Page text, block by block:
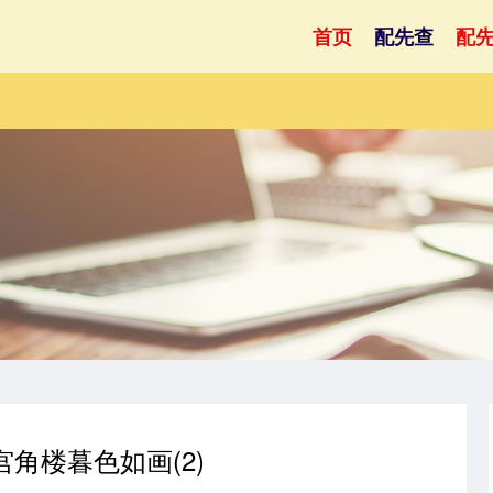
首页 配先查 配
角楼暮色如画(2)